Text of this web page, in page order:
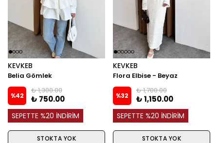
KEVKEB
Belia Gömlek
%42
₺ 1,300.00
₺ 750.00
SEPETTE %20 İNDİRİM
STOKTA YOK
KEVKEB
Flora Elbise - Beyaz
%32
₺ 1,700.00
₺ 1,150.00
SEPETTE %20 İNDİRİM
STOKTA YOK